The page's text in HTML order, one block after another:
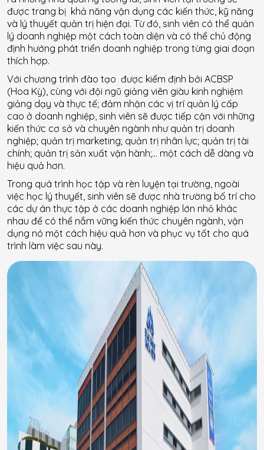
được trang bị khả năng vận dụng các kiến thức, kỹ năng
và lý thuyết quản trị hiện đại. Từ đó, sinh viên có thể quản
lý doanh nghiệp một cách toàn diện và có thể chủ động
định hướng phát triển doanh nghiệp trong từng giai đoạn
thích hợp.
Với chương trình đào tạo được kiểm định bởi ACBSP
(Hoa Kỳ), cùng với đội ngũ giảng viên giàu kinh nghiệm
giảng dạy và thực tế; đảm nhận các vị trí quản lý cấp
cao ở doanh nghiệp, sinh viên sẽ được tiếp cận với những
kiến thức cơ sở và chuyên ngành như quản trị doanh
nghiệp; quản trị marketing; quản trị nhân lực; quản trị tài
chính; quản trị sản xuất vận hành;… một cách dễ dàng và
hiệu quả hơn.
Trong quá trình học tập và rèn luyện tại trường, ngoài
việc học lý thuyết, sinh viên sẽ được nhà trường bố trí cho
các dự án thực tập ở các doanh nghiệp lớn nhỏ khác
nhau để có thể nắm vững kiến thức chuyên ngành, vận
dụng nó một cách hiệu quả hơn và phục vụ tốt cho quá
trình làm việc sau này.